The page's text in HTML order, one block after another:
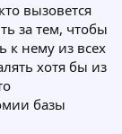
вызовется
за тем, чтобы
к нему из всех
хотя бы из
базы